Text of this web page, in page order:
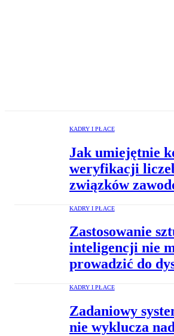
KADRY I PŁACE
Jak umiejętnie
weryfikacji
związków
KADRY I PŁACE
Zastosowanie
inteligencji nie
prowadzić do
KADRY I PŁACE
Zadaniowy
nie wyklucza